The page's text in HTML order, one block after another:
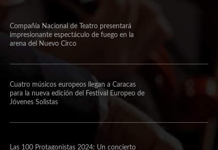
Compañía Nacional de Teatro presentará
impresionante espectáculo de fuego en la
arena del Nuevo Circo
Cuatro músicos europeos llegan a Caracas
para la nueva edición del Festival Europeo de
Jóvenes Solistas
Las 100 Protagonistas 2024: Un concierto